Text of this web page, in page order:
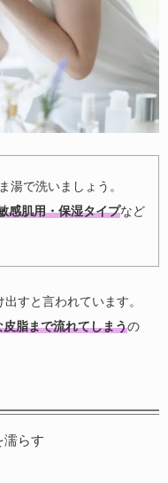
湯で洗いましょう。
感肌用・保湿タイプなど
すと言われています。
脂まで流れてしまうの
濡らす